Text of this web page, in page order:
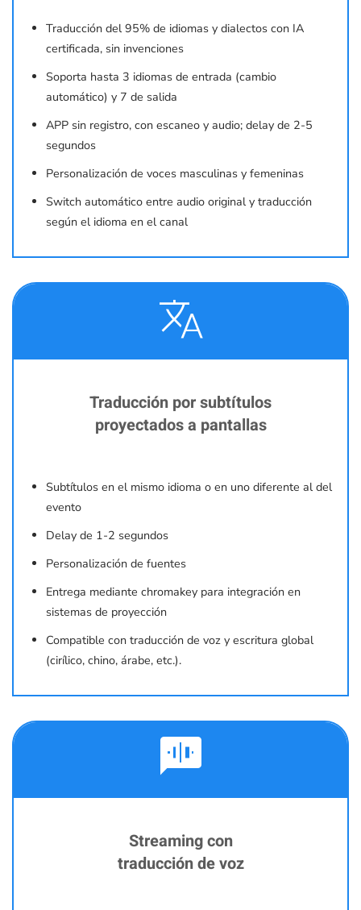
Traducción del 95% de idiomas y dialectos con IA
certificada, sin invenciones
Soporta hasta 3 idiomas de entrada (cambio
automático) y 7 de salida
APP sin registro, con escaneo y audio; delay de 2-5
segundos
Personalización de voces masculinas y femeninas
Switch automático entre audio original y traducción
según el idioma en el canal
translate
Traducción por subtítulos
proyectados a pantallas
Subtítulos en el mismo idioma o en uno diferente al del
evento
Delay de 1-2 segundos
Personalización de fuentes
Entrega mediante chromakey para integración en
sistemas de proyección
Compatible con traducción de voz y escritura global
(cirílico, chino, árabe, etc.).
voice_chat
Streaming con
traducción de voz